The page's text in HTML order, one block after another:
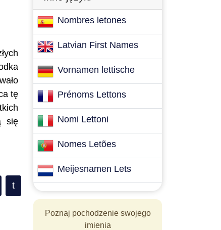
tę
się
t
Nombres letones
Latvian First Names
Vornamen lettische
Prénoms Lettons
Nomi Lettoni
Nomes Letões
Meijesnamen Lets
Poznaj pochodzenie swojego
imienia